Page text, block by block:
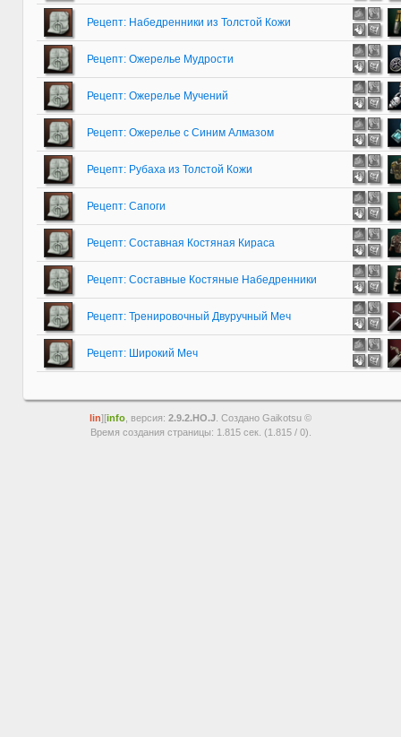
Рецепт: Набедренники из Толстой Кожи
Рецепт: Ожерелье Мудрости
Рецепт: Ожерелье Мучений
Рецепт: Ожерелье с Синим Алмазом
Рецепт: Рубаха из Толстой Кожи
Рецепт: Сапоги
Рецепт: Составная Костяная Кираса
Рецепт: Составные Костяные Набедренники
Рецепт: Тренировочный Двуручный Меч
Рецепт: Широкий Меч
lin][info , версия: 2.9.2.HO.J . Создано Gaikotsu ©
Время создания страницы: 1.815 сек. (1.815 / 0).